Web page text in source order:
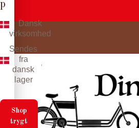
p
Dansk
virksomhed
Sendes
fra
dansk
lager
Shop
trygt